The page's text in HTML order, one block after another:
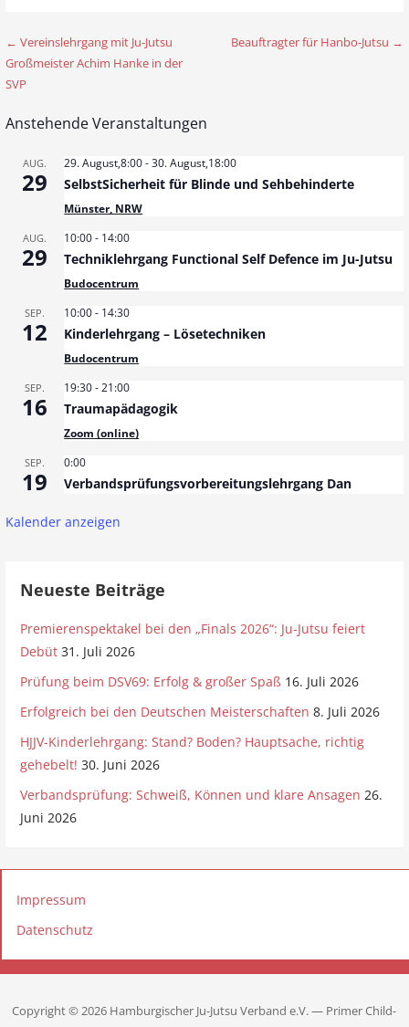
B
e
i
t
← Vereinslehrgang mit Ju-Jutsu
Großmeister Achim Hanke in der
SVP
Beauftragter für Hanbo-Jutsu →
Anstehende Veranstaltungen
AUG.
29
29. August,8:00-30. August,18:00
SelbstSicherheit für Blinde und Sehbehinderte
Münster, NRW
AUG.
29
10:00- 14:00
Techniklehrgang Functional Self Defence im Ju-Jutsu
Budocentrum
SEP.
12
10:00- 14:30
Kinderlehrgang – Lösetechniken
Budocentrum
SEP.
16
19:30-21:00
Traumapädagogik
Zoom (online)
SEP.
19
0:00
Verbandsprüfungsvorbereitungslehrgang Dan
Kalender anzeigen
Neueste Beiträge
Premierenspektakel bei den „Finals 2026“: Ju-Jutsu feiert
Debüt 31. Juli 2026
Prüfung beim DSV69: Erfolg & großer Spaß 16. Juli 2026
Erfolgreich bei den Deutschen Meisterschaften 8. Juli 2026
HJJV-Kinderlehrgang: Stand? Boden? Hauptsache, richtig
gehebelt! 30. Juni 2026
Verbandsprüfung: Schweiß, Können und klare Ansagen 26.
Juni 2026
Impressum
Datenschutz
Copyright © 2026 Hamburgischer Ju-Jutsu Verband e.V. — Primer Child-